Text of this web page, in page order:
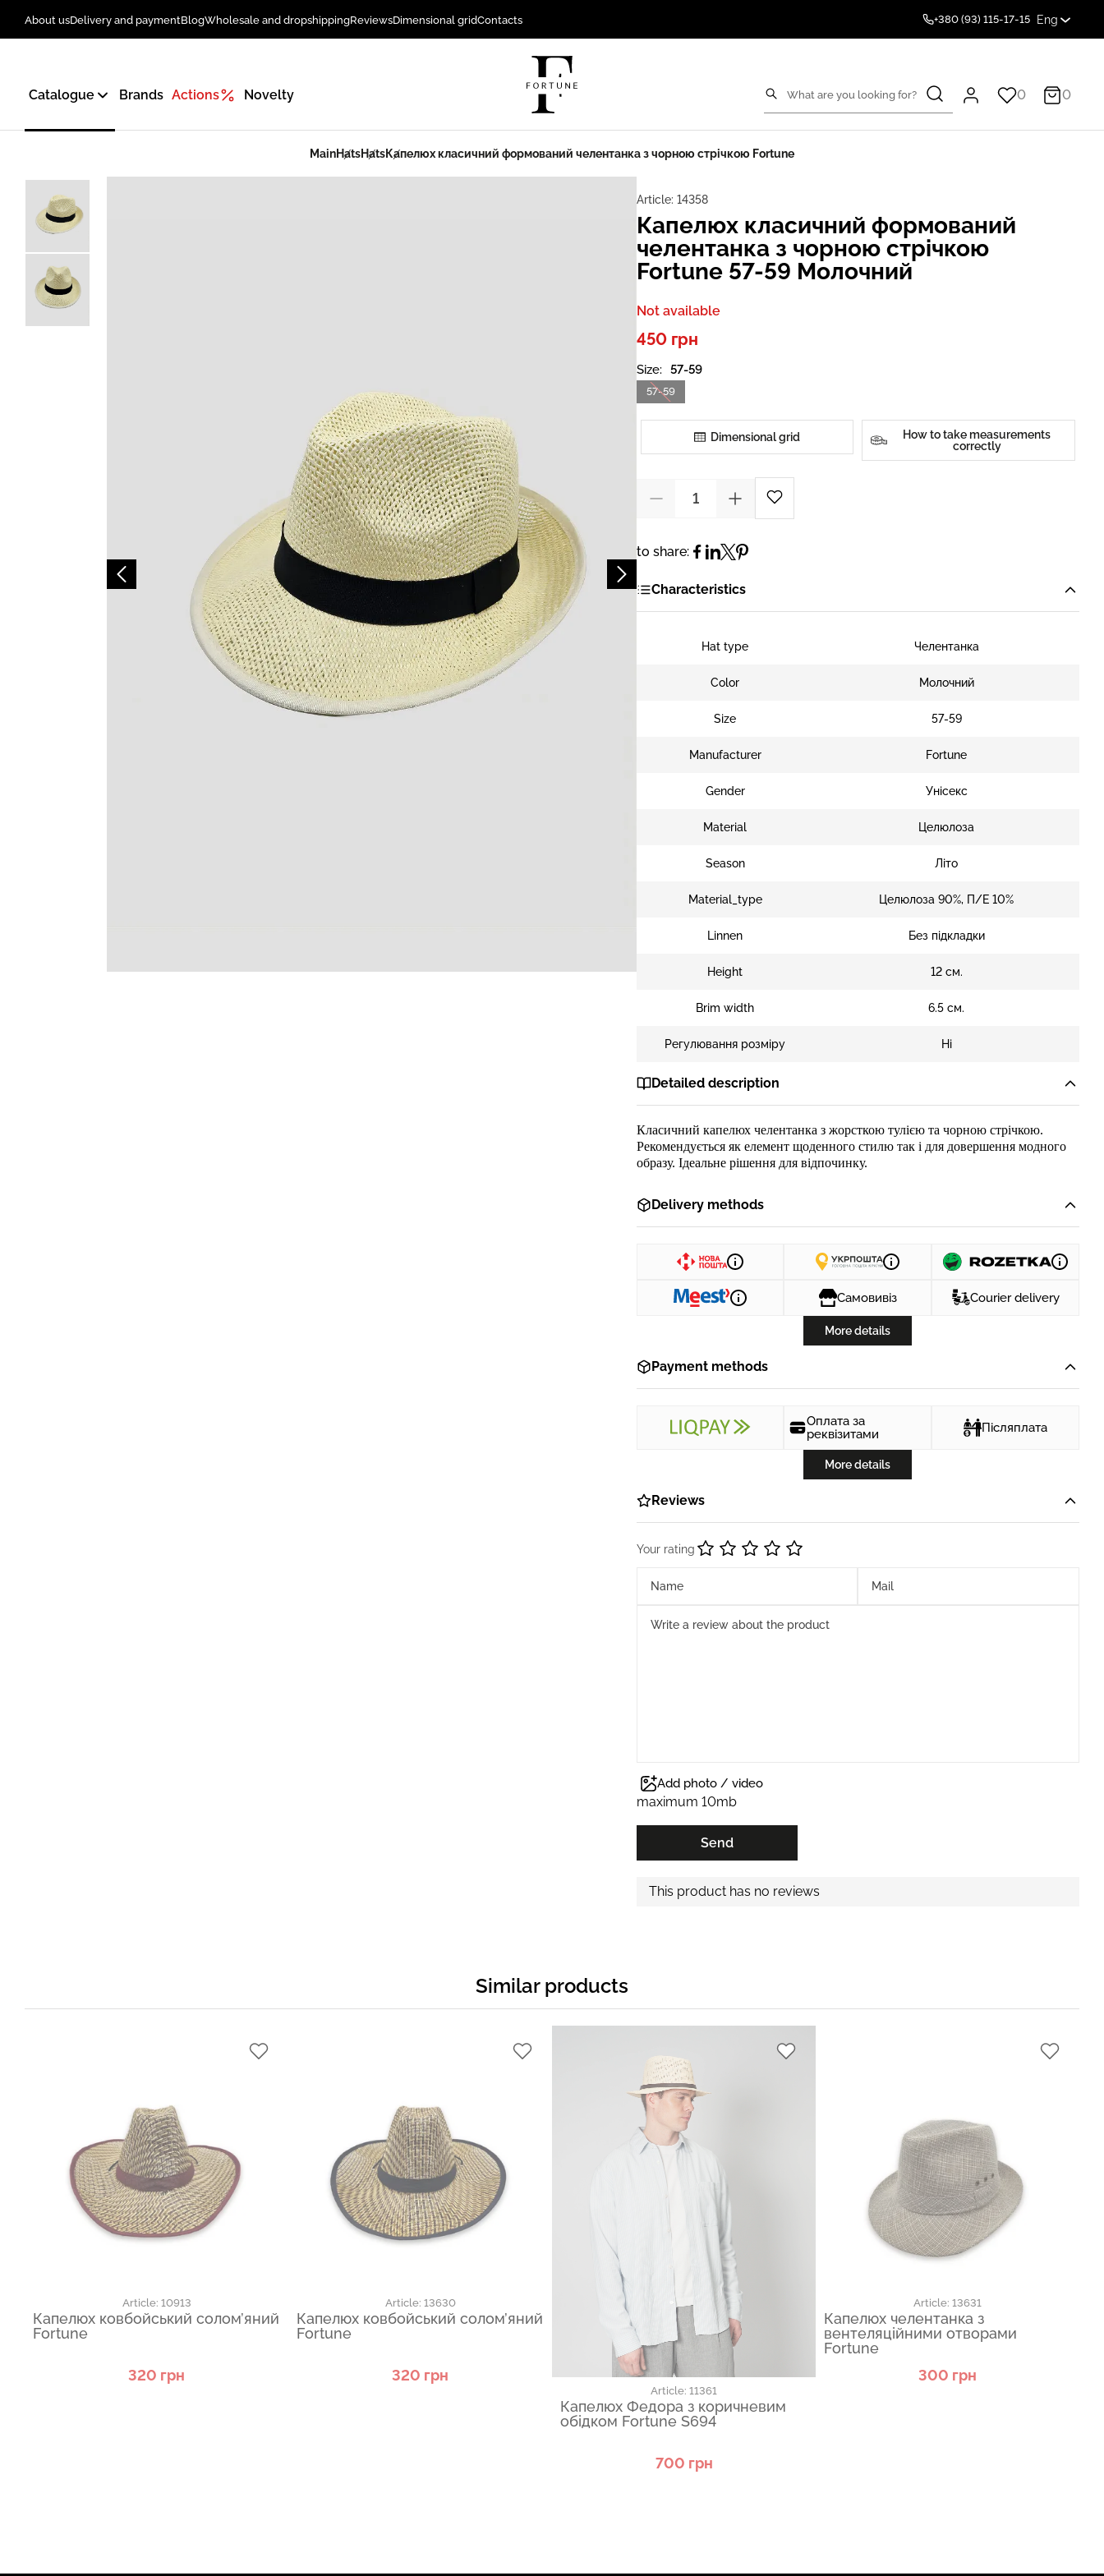
About usDelivery and paymentBlogWholesale and dropshippingReviewsDimensional gridContacts +380 (93) 115-17-15 Eng
Catalogue Brands Actions Novelty 0 0
MainHatsHatsКапелюх класичний формований челентанка з чорною стрічкою Fortune
Article: 14358
Капелюх класичний формований
челентанка з чорною стрічкою
Fortune 57-59 Молочний
Not available
450 грн
Size: 57-59
57-59
Dimensional grid
How to take measurements
correctly
to share:
Characteristics
Hat type Челентанка
Color Молочний
Size 57-59
Manufacturer Fortune
Gender Унісекс
Material Целюлоза
Season Літо
Material_type Целюлоза 90%, П/Е 10%
Linnen Без підкладки
Height 12 см.
Brim width 6.5 см.
Регулювання розміру Ні
Detailed description
Класичний капелюх челентанка з жорсткою тулією та чорною стрічкою.
Рекомендується як елемент щоденногостилютак і для довершення модного
образу. Ідеальне рішення для відпочинку.
Delivery methods
Самовивіз Courier delivery
More details
Payment methods
Оплата за
реквізитами
Післяплата
More details
Reviews
Your rating
Add photo / video
maximum 10mb
Send
This product has no reviews
Similar products
Article: 10913
Капелюх ковбойський солом’яний
Fortune
320 грн
Article: 13630
Капелюх ковбойський солом’яний
Fortune
320 грн
Article: 11361
Капелюх Федора з коричневим
обідком Fortune S694
700 грн
Article: 13631
Капелюх челентанка з
вентеляційними отворами
Fortune
300 грн